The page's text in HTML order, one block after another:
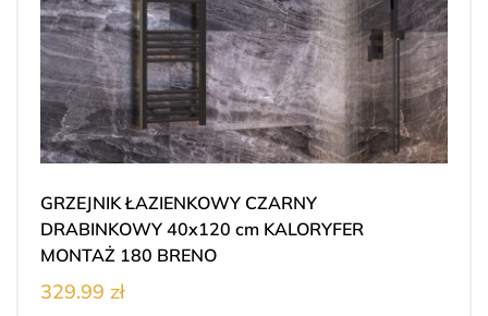
GRZEJNIK ŁAZIENKOWY CZARNY
DRABINKOWY 40x120 cm KALORYFER
MONTAŻ 180 BRENO
329.99 zł